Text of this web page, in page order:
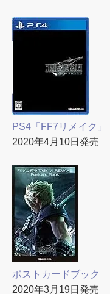
PS4「FF7リメイク」
2020年4月10日発売
ポストカードブック
2020年3月19日発売